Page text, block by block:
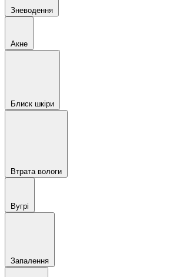
Зневодення
Акне
Блиск шкіри
Втрата вологи
Вугрі
Запалення